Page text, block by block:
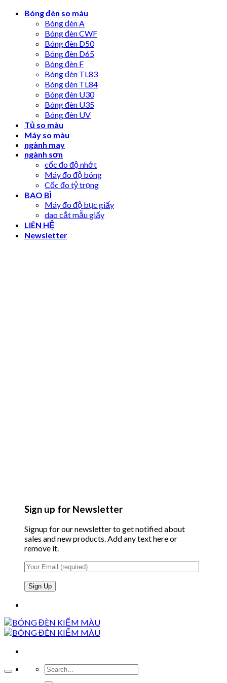
Skip
Bóng đèn so màu
Bóng đèn A
Bóng đèn CWF
Bóng đèn D50
Bóng đèn D65
Bóng đèn F
Bóng đèn TL83
Bóng đèn TL84
Bóng đèn U30
Bóng đèn U35
Bóng đèn UV
Tủ so màu
Máy so màu
ngành may
ngành sơn
cốc đo độ nhớt
Máy đo độ bóng
Cốc đo tỷ trọng
BAO BÌ
Máy đo độ bục giấy
dao cắt mẫu giấy
LIÊN HỆ
Newsletter
Sign up for Newsletter
Signup for our newsletter to get notified about
sales and new products. Add any text here or
remove it.